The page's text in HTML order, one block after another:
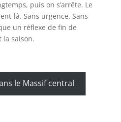
puis on s’arrête. Le
là. Sans urgence. Sans
un réflexe de fin de
la saison.
le Massif central